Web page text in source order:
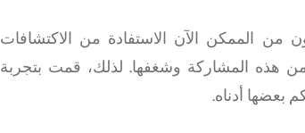
من الممكن الآن الاستفادة من الاكتشافات
هذه المشاركة وشغفها. لذلك، قمت بتجربة
بعضها أدناه.